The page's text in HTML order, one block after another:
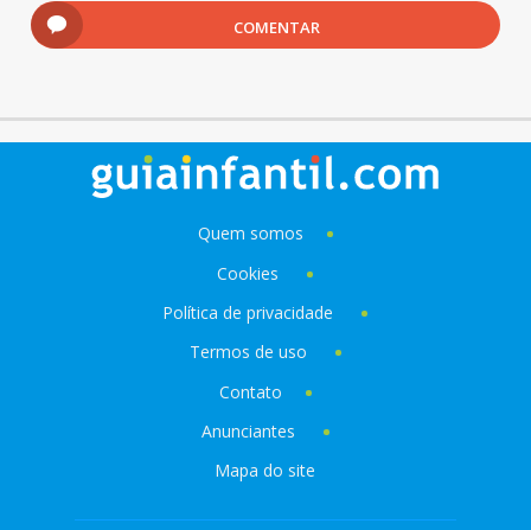
COMENTAR
Quem somos
Cookies
Política de privacidade
Termos de uso
Contato
Anunciantes
Mapa do site